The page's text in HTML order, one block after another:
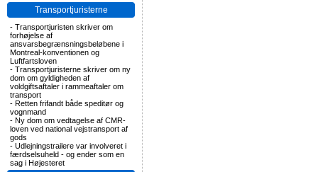
Transportjuristerne
- Transportjuristen skriver om
forhøjelse af
ansvarsbegrænsningsbeløbene i
Montreal-konventionen og
Luftfartsloven
- Transportjuristerne skriver om ny
dom om gyldigheden af
voldgiftsaftaler i rammeaftaler om
transport
- Retten frifandt både speditør og
vognmand
- Ny dom om vedtagelse af CMR-
loven ved national vejstransport af
gods
- Udlejningstrailere var involveret i
færdselsuheld - og ender som en
sag i Højesteret